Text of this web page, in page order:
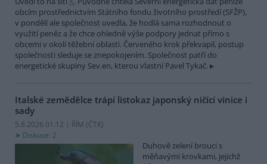
obcím prostřednictvím Státního fondu životního prostředí (SFŽP),
v pondělí ale společnost uvedla, že hodlá sama rozhodnout o
využití peněz a že chce ohledně výše podpory jednat přímo s
obcemi v okolí těžební oblasti. Červeného krok překvapil, postup
společnosti sleduje se znepokojením. Společnost patří do
energetické skupiny Sev.en, kterou vlastní Pavel Tykač.
Italské zemědělce trápí listokaz japonský ničící vinice i
sady
5.8.2026 01:12 | ŘÍM (ČTK)
Diskuse: 2
Duhově zelení brouci s
měňavými krovkami, jejichž